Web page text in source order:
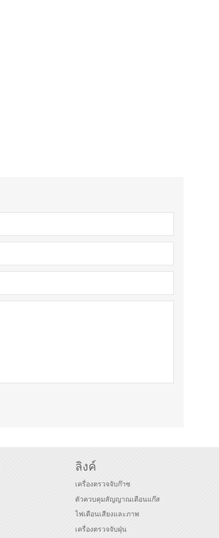
ลิงค์
เครื่องตรวจจับก๊าซ
ตัวควบคุมสัญญาณเตือนแก๊ส
ไฟเตือนเสียงและภาพ
เครื่องตรวจจับฝุ่น